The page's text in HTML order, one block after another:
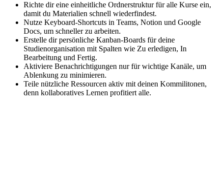
Richte dir eine einheitliche Ordnerstruktur für alle Kurse ein,
damit du Materialien schnell wiederfindest.
Nutze Keyboard-Shortcuts in Teams, Notion und Google
Docs, um schneller zu arbeiten.
Erstelle dir persönliche Kanban-Boards für deine
Studienorganisation mit Spalten wie Zu erledigen, In
Bearbeitung und Fertig.
Aktiviere Benachrichtigungen nur für wichtige Kanäle, um
Ablenkung zu minimieren.
Teile nützliche Ressourcen aktiv mit deinen Kommilitonen,
denn kollaboratives Lernen profitiert alle.